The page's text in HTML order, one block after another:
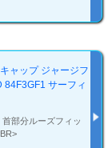
ャップ ジャージフ
84F3GF1 サーフィ
部分ルーズフィッ